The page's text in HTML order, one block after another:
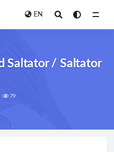
EN
Saltator / Saltator
79